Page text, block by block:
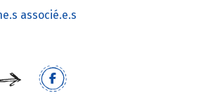
associé.e.s